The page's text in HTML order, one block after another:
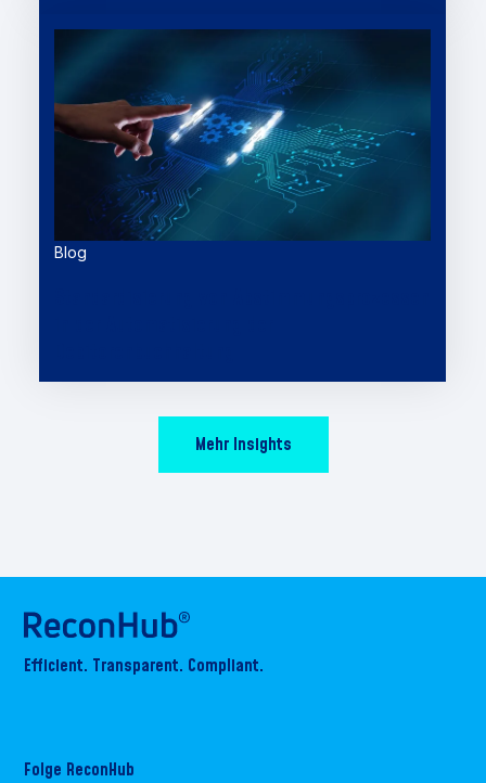
Blog
Mehr Insights
Efficient. Transparent. Compliant.
Folge ReconHub